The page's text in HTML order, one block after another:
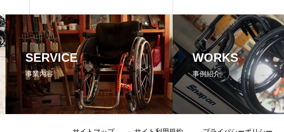
SERVICE
事業内容
WORKS
事例紹介